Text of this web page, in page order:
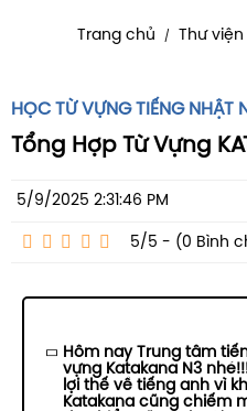
Trang chủ / Thư viện
HỌC TỪ VỰNG TIẾNG NHẬT
Tổng Hợp Từ Vựng
5/9/2025 2:31:46 PM
5/5 - (0 Bình
Hôm nay Trung tâm
vựng Katakana N3
lợi thế về tiếng anh vì
Katakana cũng chiếm